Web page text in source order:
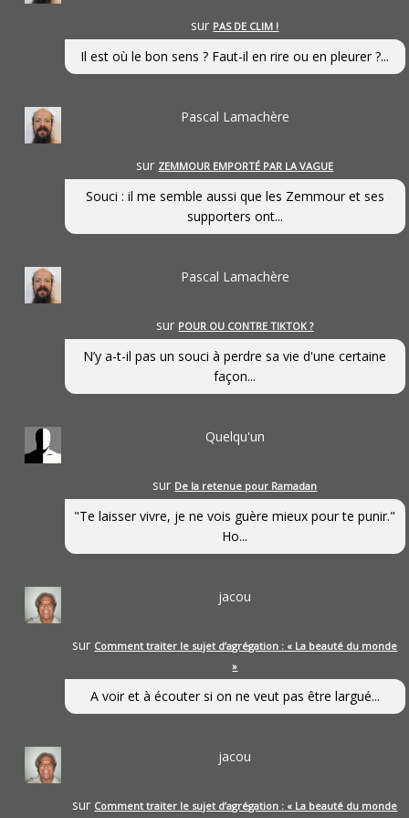
sur PAS DE CLIM !
Il est où le bon sens ? Faut-il en rire ou en pleurer ?...
Pascal Lamachère
sur ZEMMOUR EMPORTÉ PAR LA VAGUE
Souci : il me semble aussi que les Zemmour et ses
supporters ont...
Pascal Lamachère
sur POUR OU CONTRE TIKTOK ?
N’y a-t-il pas un souci à perdre sa vie d'une certaine
façon...
Quelqu'un
sur De la retenue pour Ramadan
"Te laisser vivre, je ne vois guère mieux pour te punir."
Ho...
jacou
sur Comment traiter le sujet d’agrégation : « La beauté du monde
»
A voir et à écouter si on ne veut pas être largué...
jacou
sur Comment traiter le sujet d’agrégation : « La beauté du monde